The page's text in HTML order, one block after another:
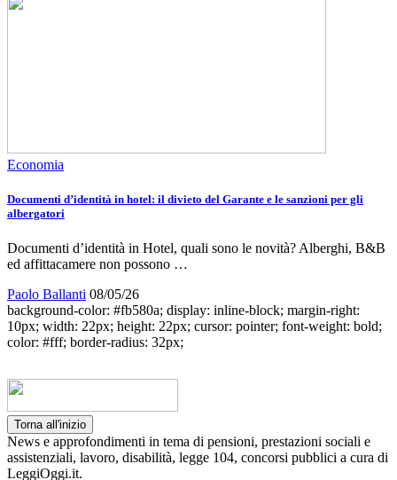
Economia
Documenti d’identità in hotel: il divieto del Garante e le sanzioni per gli
albergatori
Documenti d’identità in Hotel, quali sono le novità? Alberghi, B&B
ed affittacamere non possono …
Paolo Ballanti 08/05/26
background-color: #fb580a; display: inline-block; margin-right:
10px; width: 22px; height: 22px; cursor: pointer; font-weight: bold;
color: #fff; border-radius: 32px;
Torna all'inizio
News e approfondimenti in tema di pensioni, prestazioni sociali e
assistenziali, lavoro, disabilità, legge 104, concorsi pubblici a cura di
LeggiOggi.it.